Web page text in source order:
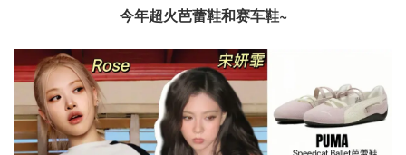
今年超火芭蕾鞋和赛车鞋~